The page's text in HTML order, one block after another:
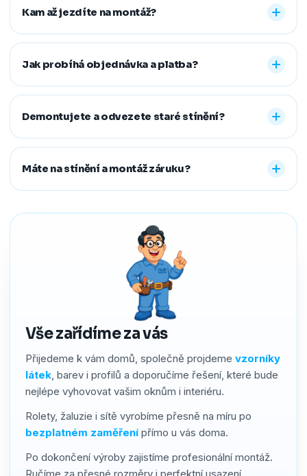
Vše zařídíme za vás
Přijedeme k vám domů, společně projdeme vzorníky
látek, barev i profilů a doporučíme řešení, které bude
nejlépe vyhovovat vašim oknům i interiéru.
Rolety, žaluzie i sítě vyrobíme přesně na míru po
bezplatném zaměření přímo u vás doma.
Po dokončení výroby zajistíme profesionální montáž.
zabere 1–2 hodiny, větší zakázky zvládneme během
jednoho dne. Pokud na termín spěcháte, vždy se snažíme
Kam až jezdíte na montáž?
Působíme především v Moravskoslezském,
Pardubickém a Zlínském kraji, na Vysočině a v Praze. V
rámci našeho regionu dopravu neúčtujeme, vzdálenější
Jak probíhá objednávka a platba?
Stačí nám zavolat, napsat nebo vyplnit nezávazný
formulář. Po výběru řešení skládáte zálohu na materiál a
doplatek hradíte až po dokončené montáži, když je vše
hotové a vy spokojení. Preferujeme platbu převodem,
Demontujete a odvezete staré stínění?
Ano. Staré žaluzie nebo rolety za vás profesionálně
předem říct a o všechno se postaráme, abyste neměli
žádné starosti navíc.
Máte na stínění a montáž záruku?
podle typu stínění. Používáme kvalitní materiály a precizní
zpracování, a pokud by přesto bylo potřeba cokoliv řešit,
náš servis vyřídíme rychle a férově.